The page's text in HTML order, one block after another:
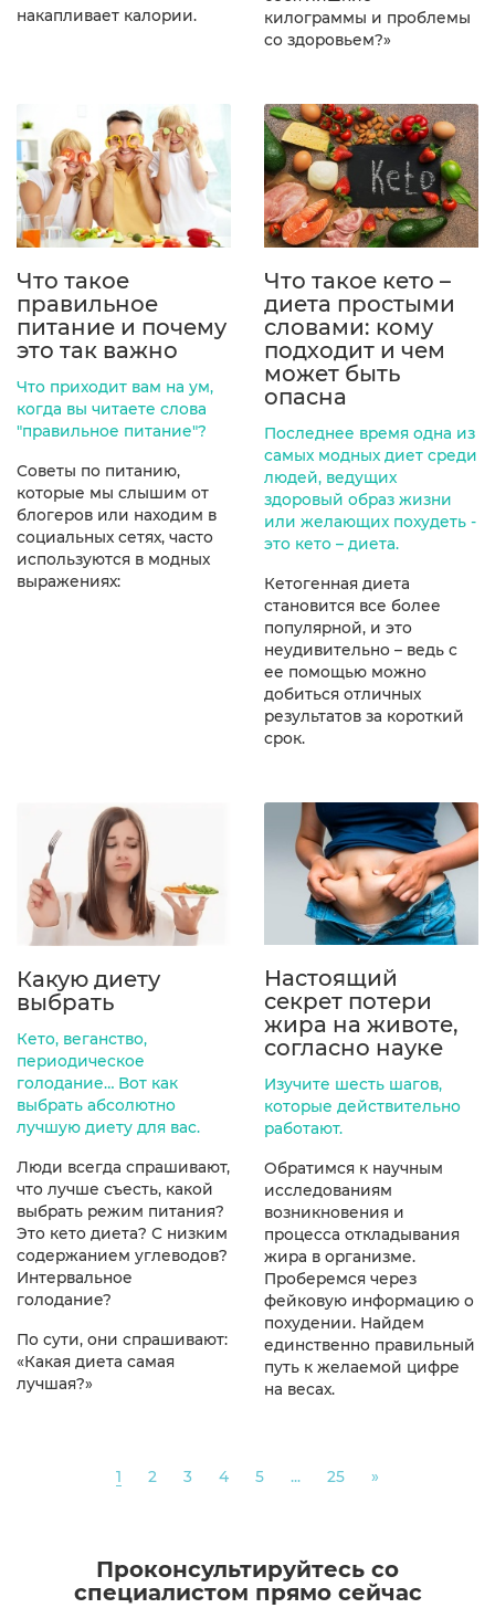
накапливает калории.
килограммы и проблемы
со здоровьем?»
Что такое
правильное
питание и почему
это так важно
Что приходит вам на ум,
когда вы читаете слова
"правильное питание"?
Советы по питанию,
которые мы слышим от
блогеров или находим в
социальных сетях, часто
используются в модных
выражениях:
Что такое кето –
диета простыми
словами: кому
подходит и чем
может быть
опасна
Последнее время одна из
самых модных диет среди
людей, ведущих
здоровый образ жизни
или желающих похудеть -
это кето – диета.
Кетогенная диета
становится все более
популярной, и это
неудивительно – ведь с
ее помощью можно
добиться отличных
результатов за короткий
срок.
Какую диету
выбрать
Кето, веганство,
периодическое
голодание… Вот как
выбрать абсолютно
лучшую диету для вас.
Люди всегда спрашивают,
что лучше съесть, какой
выбрать режим питания?
Это кето диета? С низким
содержанием углеводов?
Интервальное
голодание?
По сути, они спрашивают:
«Какая диета самая
лучшая?»
Настоящий
секрет потери
жира на животе,
согласно науке
Изучите шесть шагов,
которые действительно
работают.
Обратимся к научным
исследованиям
возникновения и
процесса откладывания
жира в организме.
Проберемся через
фейковую информацию о
похудении. Найдем
единственно правильный
путь к желаемой цифре
на весах.
1 2 3 4 5 ... 25 »
Проконсультируйтесь со
специалистом прямо сейчас